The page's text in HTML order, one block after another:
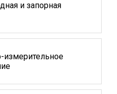
и запорная
измерительное